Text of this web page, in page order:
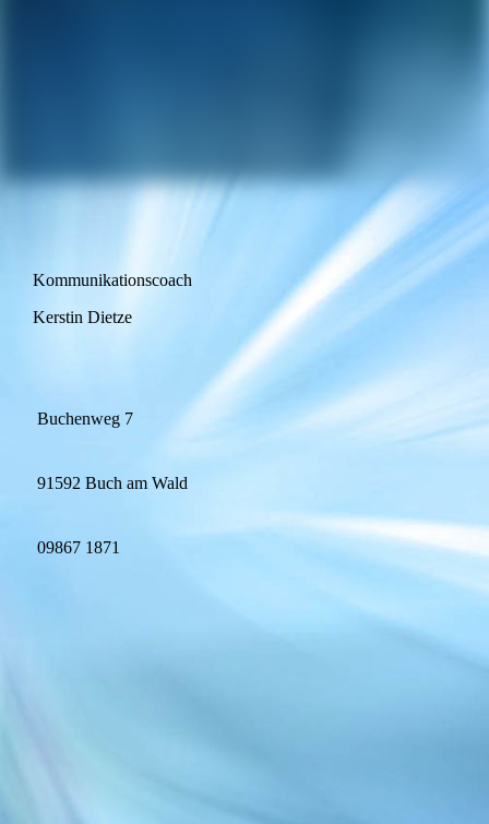
Kommunikationscoach
Kerstin Dietze
Buchenweg 7
91592 Buch am Wald
09867 1871